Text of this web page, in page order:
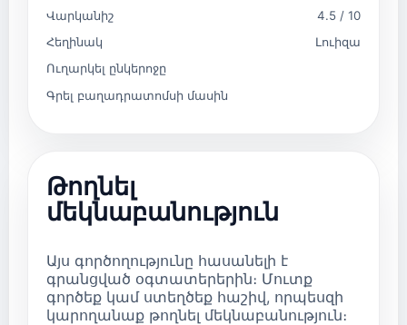
Վարկանիշ
4.5 / 10
Հեղինակ
Լուիզա
Ուղարկել ընկերոջը
Գրել բաղադրատոմսի մասին
Թողնել
մեկնաբանություն
Այս գործողությունը հասանելի է
գրանցված օգտատերերին։ Մուտք
գործեք կամ ստեղծեք հաշիվ, որպեսզի
կարողանաք թողնել մեկնաբանություն։